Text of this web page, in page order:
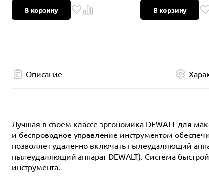
В корзину В корзину
Описание
Лучшая в своем классе эргономика DEWALT для
и беспроводное управление инструментом
позволяет удаленно включать пылеудаляющий
пылеудаляющий аппарат DEWALT). Система
инструмента.